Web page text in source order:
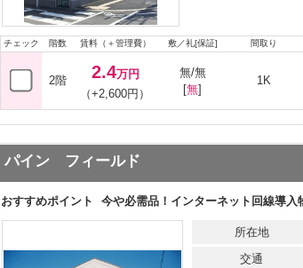
チェック 階数 賃料（＋管理費） 敷／礼[保証] 間取り
2階 2.4万円
（+2,600円）
無/無
[無]
1K
パイン フィールド
おすすめポイント 今や必需品！インターネット回線導入
所在地
交通